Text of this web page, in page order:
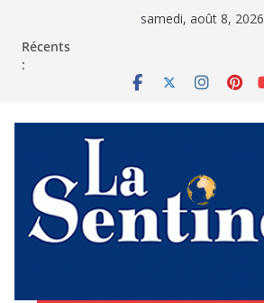
samedi, août 8, 2026
Récents
: